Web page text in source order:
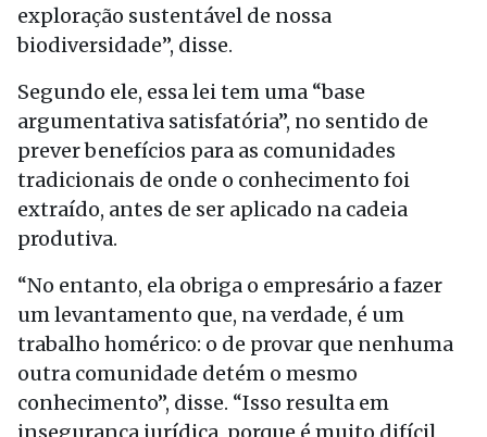
exploração sustentável de nossa
biodiversidade”, disse.
Segundo ele, essa lei tem uma “base
argumentativa satisfatória”, no sentido de
prever benefícios para as comunidades
tradicionais de onde o conhecimento foi
extraído, antes de ser aplicado na cadeia
produtiva.
“No entanto, ela obriga o empresário a fazer
um levantamento que, na verdade, é um
trabalho homérico: o de provar que nenhuma
outra comunidade detém o mesmo
conhecimento”, disse. “Isso resulta em